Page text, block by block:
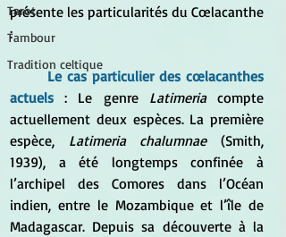
Tarot
Tambour
Tradition celtique
présente les particularités du Cœlacanthe
:
Le cas particulier des cœlacanthes
actuels : Le genre Latimeria compte
actuellement deux espèces. La première
espèce, Latimeria chalumnae (Smith,
1939), a été longtemps confinée à
l’archipel des Comores dans l’Océan
indien, entre le Mozambique et l’île de
Madagascar. Depuis sa découverte à la